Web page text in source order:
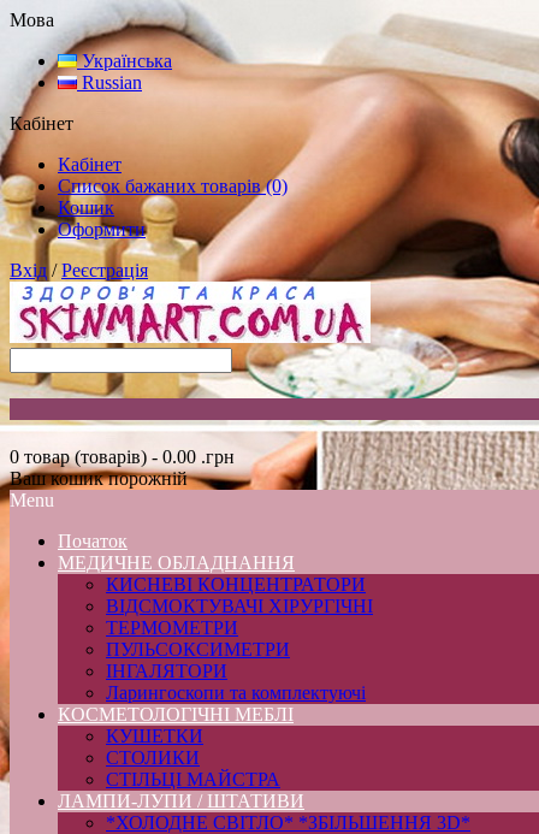
Мова
Українська
Russian
Кабінет
Кабінет
Список бажаних товарів (0)
Кошик
Оформити
Вхід /Реєстрація
0 товар (товарів) - 0.00 .грн
Ваш кошик порожній
Menu
Початок
МЕДИЧНЕ ОБЛАДНАННЯ
КИСНЕВІ КОНЦЕНТРАТОРИ
ВІДСМОКТУВАЧІ ХІРУРГІЧНІ
ТЕРМОМЕТРИ
ПУЛЬСОКСИМЕТРИ
ІНГАЛЯТОРИ
Ларингоскопи та комплектуючі
КОСМЕТОЛОГІЧНІ МЕБЛІ
КУШЕТКИ
СТОЛИКИ
СТІЛЬЦІ МАЙСТРА
ЛАМПИ-ЛУПИ / ШТАТИВИ
*ХОЛОДНЕ СВІТЛО* *ЗБІЛЬШЕННЯ 3D*